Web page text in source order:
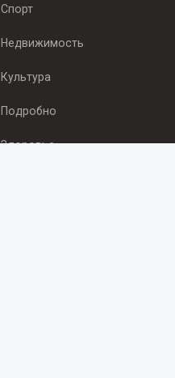
Спорт
Недвижимость
Культура
Подробно
Здоровье